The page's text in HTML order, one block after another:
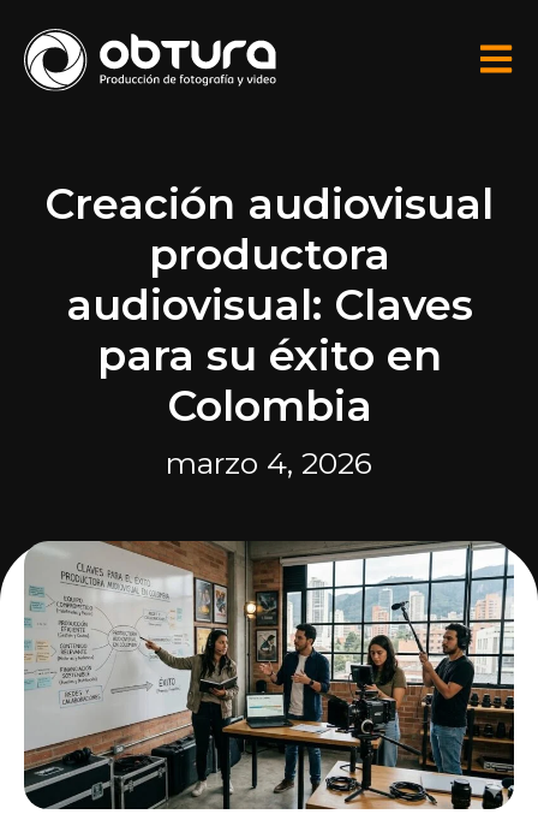
Creación audiovisual
productora
audiovisual: Claves
para su éxito en
Colombia
marzo 4, 2026